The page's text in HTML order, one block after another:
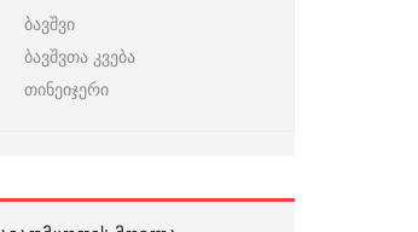
ბავშვი
ბავშვთა კვება
თინეიჯერი